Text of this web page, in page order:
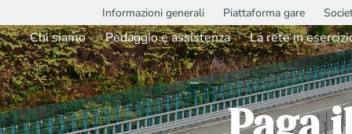
Informazioni generali Piattaforma gare
Chi siamo Pedaggio e assistenza La rete in